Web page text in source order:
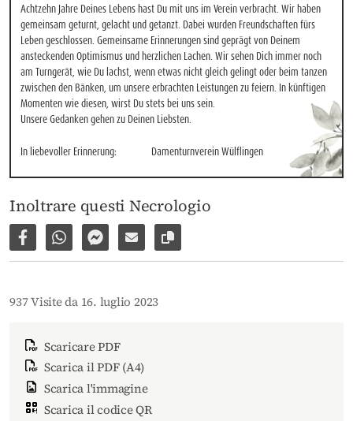
Achtzehn Jahre Deines Lebens hast Du mit uns im Verein verbracht. Wir haben
gemeinsam geturnt, gelacht und getanzt. Dabei wurden Freundschaften fürs
Leben geschlossen. Gemeinsame Erinnerungen sind geprägt von Deinem
ansteckenden Optimismus und herzlichen Lachen. Wir sehen Dich immer noch
am Turngerät, wie Du lachst, wenn etwas nicht gleich gelingt oder beim tanzen
zwischen den Bänken, um unsere erbrachten Leistungen zu feiern. In künftigen
Momenten wie diesen, wirst Du stets bei uns sein.
Unsere Gedanken gehen zu Deinen Liebsten.
In liebevoller Erinnerung: Damenturnverein Wülflingen
Inoltrare questi Necrologio
Condividi su Facebook
Condividi su WhatsApp
Inviare per Facebook Messenger
Inviare per email
Copia il link alla pagina
937 Visite da 16. luglio 2023
Scaricare PDF
Scarica il PDF (A4)
Scarica l'immagine
Scarica il codice QR